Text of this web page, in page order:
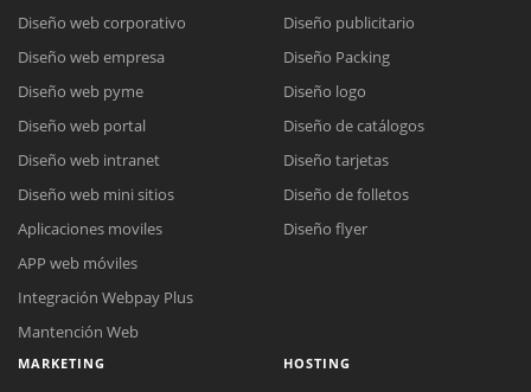
Diseño web corporativo
Diseño web empresa
Diseño web pyme
Diseño web portal
Diseño web intranet
Diseño web mini sitios
Aplicaciones moviles
APP web móviles
Integración Webpay Plus
Mantención Web
Diseño publicitario
Diseño Packing
Diseño logo
Diseño de catálogos
Diseño tarjetas
Diseño de folletos
Diseño flyer
MARKETING HOSTING